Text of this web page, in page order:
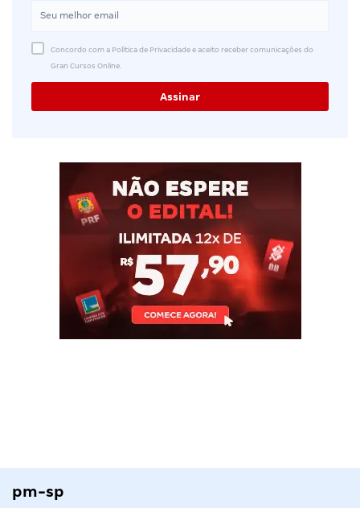
Concordo com a Política de Privacidade e aceito receber comunicações do
Gran Cursos Online.
pm-sp